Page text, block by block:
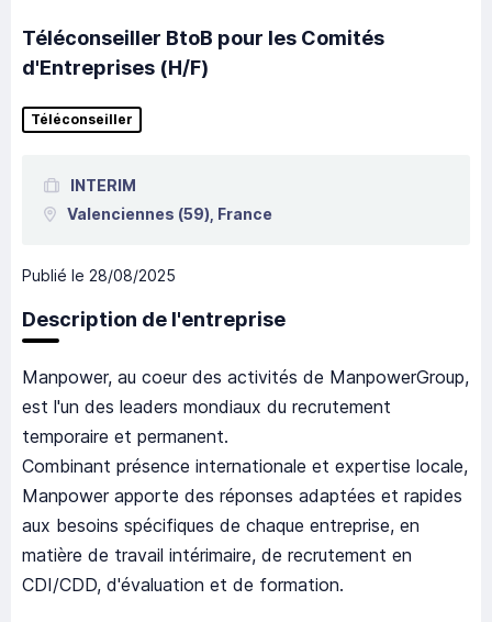
Téléconseiller BtoB pour les Comités
d'Entreprises (H/F)
Téléconseiller
INTERIM
Valenciennes (59), France
Publié le 28/08/2025
Description de l'entreprise
Manpower, au coeur des activités de ManpowerGroup,
est l'un des leaders mondiaux du recrutement
temporaire et permanent.
Combinant présence internationale et expertise locale,
Manpower apporte des réponses adaptées et rapides
aux besoins spécifiques de chaque entreprise, en
matière de travail intérimaire, de recrutement en
CDI/CDD, d'évaluation et de formation.